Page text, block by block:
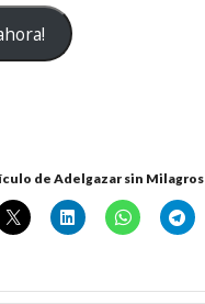
de Adelgazar sin Milagros